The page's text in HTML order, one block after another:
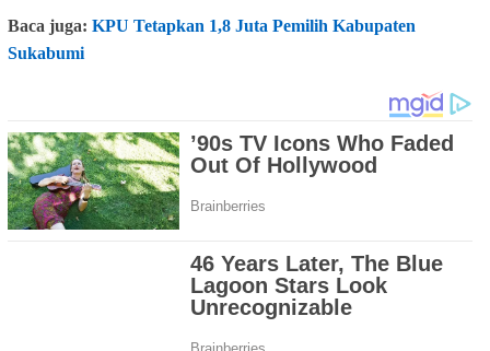
Baca juga: KPU Tetapkan 1,8 Juta Pemilih Kabupaten
Sukabumi